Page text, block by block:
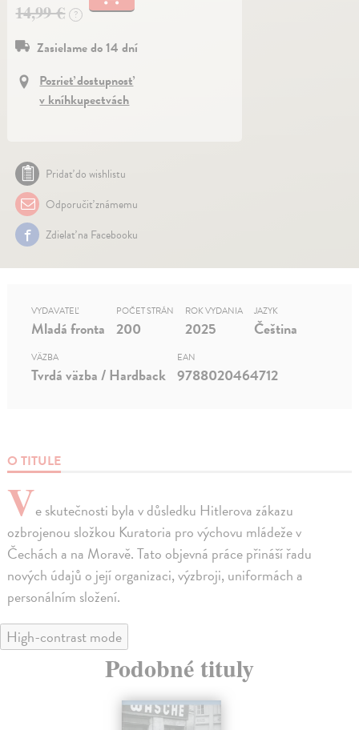
14,99 €
?
Zasielame do 14 dní
Pozrieť dostupnosť
v kníhkupectvách
Pridať do wishlistu
Odporučiť známemu
Zdielať na Facebooku
O TITULE
Ve skutečnosti byla v důsledku Hitlerova zákazu
ozbrojenou složkou Kuratoria pro výchovu mládeže v
Čechách a na Moravě. Tato objevná práce přináší řadu
nových údajů o její organizaci, výzbroji, uniformách a
personálním složení.
VYDAVATEĽ
Mladá fronta
POČET STRÁN
200
ROK VYDANIA
2025
JAZYK
Čeština
VÄZBA
Tvrdá väzba / Hardback
EAN
9788020464712
High-contrast mode
Podobné tituly